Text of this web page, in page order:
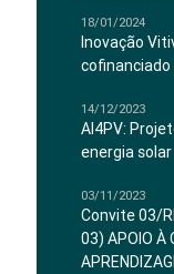
18/01/2024
Inovação
cofinanciado
14/12/2023
AI4PV:
energia solar
03/11/2023
Convite 03/
03) APOIO À